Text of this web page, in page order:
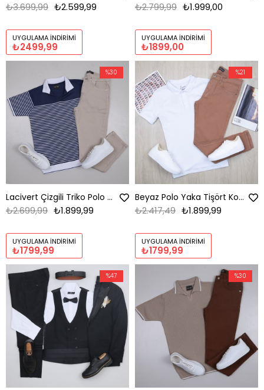
₺2.599,99
₺3.699,99
UYGULAMA İNDIRIMI
₺2499,99
₺1.999,00
₺2.799,99
UYGULAMA İNDIRIMI
₺1899,00
Lacivert Çizgili Triko Polo Yaka Tişört Kombini Erkek | Slim Fit Şık Komple Set
₺1.899,99
₺2.699,99
UYGULAMA İNDIRIMI
₺1799,99
%30
Beyaz Polo Yaka Tişört Kombini Erkek | Slim Fit Günlük Şık Komple Set
₺1.899,99
₺2.417,49
UYGULAMA İNDIRIMI
₺1799,99
%21
%47 %30